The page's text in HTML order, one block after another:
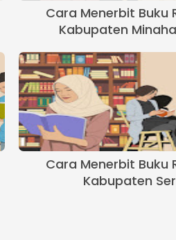
Cara Menerbit Buku
Kabupaten
Cara Menerbit Buku
Kabupaten